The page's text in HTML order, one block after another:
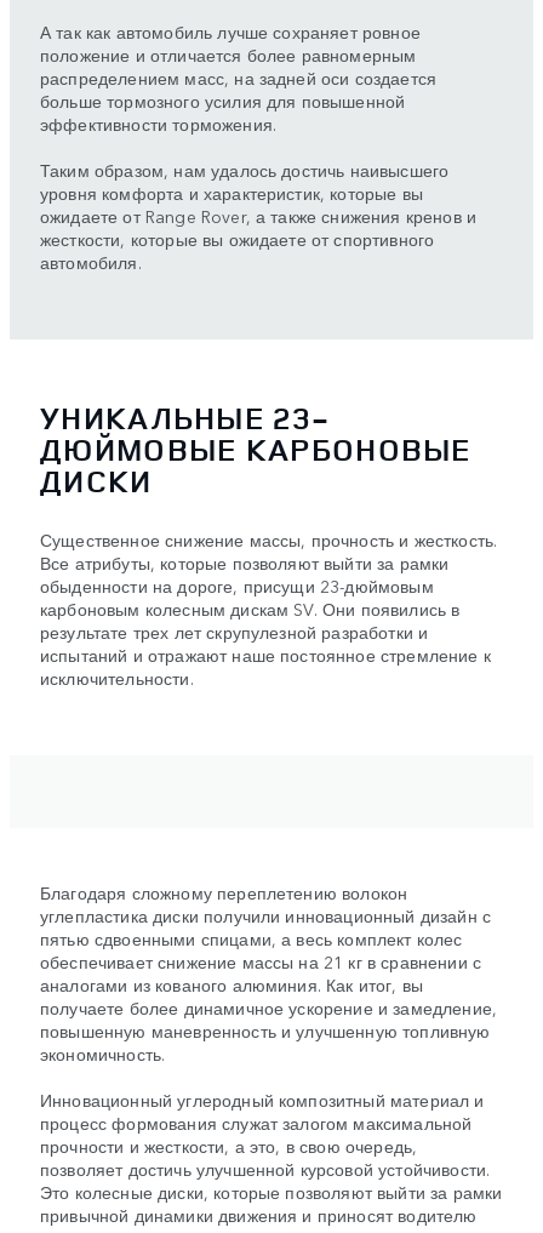
А так как автомобиль лучше сохраняет ровное
положение и отличается более равномерным
распределением масс, на задней оси создается
больше тормозного усилия для повышенной
эффективности торможения.
Таким образом, нам удалось достичь наивысшего
уровня комфорта и характеристик, которые вы
ожидаете от Range Rover, а также снижения кренов и
жесткости, которые вы ожидаете от спортивного
автомобиля.
УНИКАЛЬНЫЕ 23-
ДЮЙМОВЫЕ КАРБОНОВЫЕ
ДИСКИ
Существенное снижение массы, прочность и жесткость.
Все атрибуты, которые позволяют выйти за рамки
обыденности на дороге, присущи 23-дюймовым
карбоновым колесным дискам SV. Они появились в
результате трех лет скрупулезной разработки и
испытаний и отражают наше постоянное стремление к
исключительности.
Благодаря сложному переплетению волокон
углепластика диски получили инновационный дизайн с
пятью сдвоенными спицами, а весь комплект колес
обеспечивает снижение массы на 21 кг в сравнении с
аналогами из кованого алюминия. Как итог, вы
получаете более динамичное ускорение и замедление,
повышенную маневренность и улучшенную топливную
экономичность.
Инновационный углеродный композитный материал и
процесс формования служат залогом максимальной
прочности и жесткости, а это, в свою очередь,
позволяет достичь улучшенной курсовой устойчивости.
Это колесные диски, которые позволяют выйти за рамки
привычной динамики движения и приносят водителю